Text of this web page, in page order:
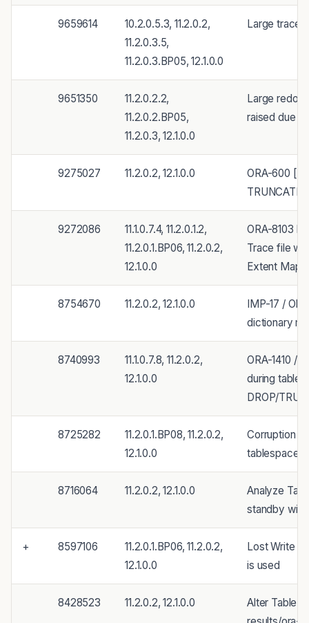
9659614
10.2.0.5.3, 11.2.0.2,
11.2.0.3.5,
11.2.0.3.BP05, 12.1.0.0
Large trace
9651350
11.2.0.2.2,
11.2.0.2.BP05,
11.2.0.3, 12.1.0.0
Large redo
raised due
9275027 11.2.0.2, 12.1.0.0
ORA-600
TRUNCATE
9272086
11.1.0.7.4, 11.2.0.1.2,
11.2.0.1.BP06, 11.2.0.2,
12.1.0.0
ORA-8103
Trace file
Extent Map
8754670 11.2.0.2, 12.1.0.0
IMP-17 /
dictionary
8740993
11.1.0.7.8, 11.2.0.2,
12.1.0.0
ORA-1410 /
during table
DROP/
8725282
11.2.0.1.BP08, 11.2.0.2,
12.1.0.0
Corruption
tablespace
8716064 11.2.0.2, 12.1.0.0
Analyze
standby
+ 8597106
11.2.0.1.BP06, 11.2.0.2,
12.1.0.0
Lost Write in
is used
8428523 11.2.0.2, 12.1.0.0
Alter Table